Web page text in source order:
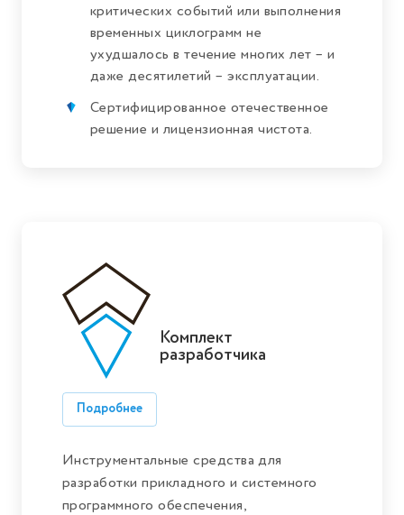
критических событий или выполнения
временных циклограмм не
ухудшалось в течение многих лет – и
даже десятилетий – эксплуатации.
Сертифицированное отечественное
решение и лицензионная чистота.
Комплект
разработчика
Подробнее
Инструментальные средства для
разработки прикладного и системного
программного обеспечения,